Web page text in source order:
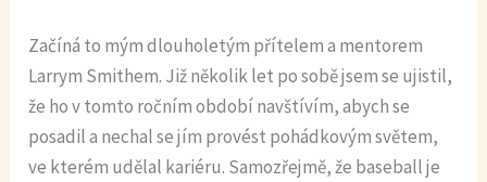
Začíná to mým dlouholetým přítelem a mentorem
Larrym Smithem. Již několik let po sobě jsem se ujistil,
že ho v tomto ročním období navštívím, abych se
posadil a nechal se jím provést pohádkovým světem,
ve kterém udělal kariéru. Samozřejmě, že baseball je